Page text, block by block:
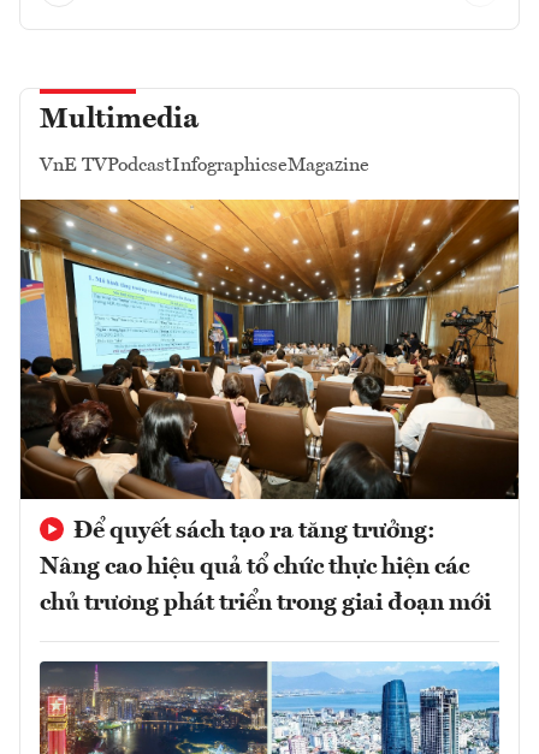
Multimedia
VnE TVPodcastInfographicseMagazine
Để quyết sách tạo ra tăng trưởng:
Nâng cao hiệu quả tổ chức thực hiện các
chủ trương phát triển trong giai đoạn mới